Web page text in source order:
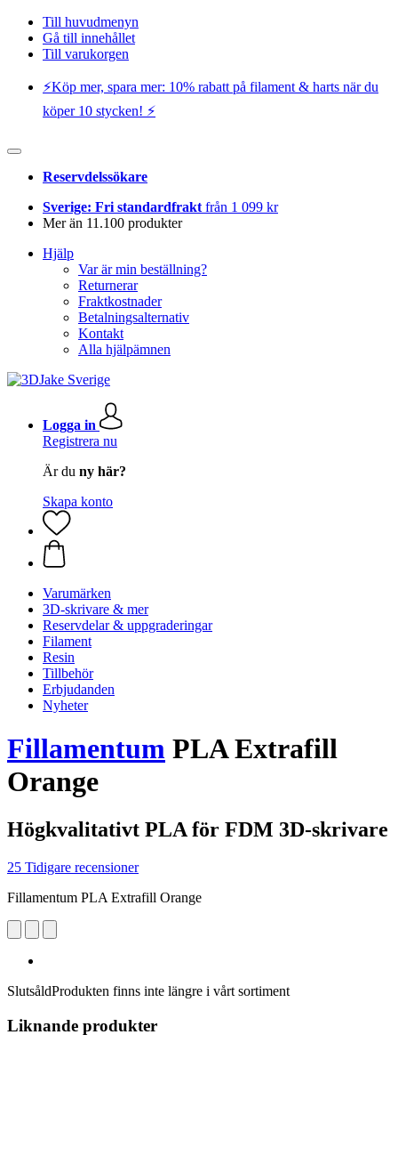
Till huvudmenyn
Gå till innehållet
Till varukorgen
⚡️Köp mer, spara mer: 10% rabatt på filament & harts när du
köper 10 stycken! ⚡️
Reservdelssökare
Sverige: Fri standardfrakt från 1 099 kr
Mer än 11.100 produkter
Hjälp
Var är min beställning?
Returnerar
Fraktkostnader
Betalningsalternativ
Kontakt
Alla hjälpämnen
Logga in
Registrera nu
Är du ny här?
Skapa konto
Varumärken
3D-skrivare & mer
Reservdelar & uppgraderingar
Filament
Resin
Tillbehör
Erbjudanden
Nyheter
Fillamentum PLA Extrafill
Orange
Högkvalitativt PLA för FDM 3D-skrivare
25 Tidigare recensioner
Fillamentum PLA Extrafill Orange
SlutsåldProdukten finns inte längre i vårt sortiment
Liknande produkter